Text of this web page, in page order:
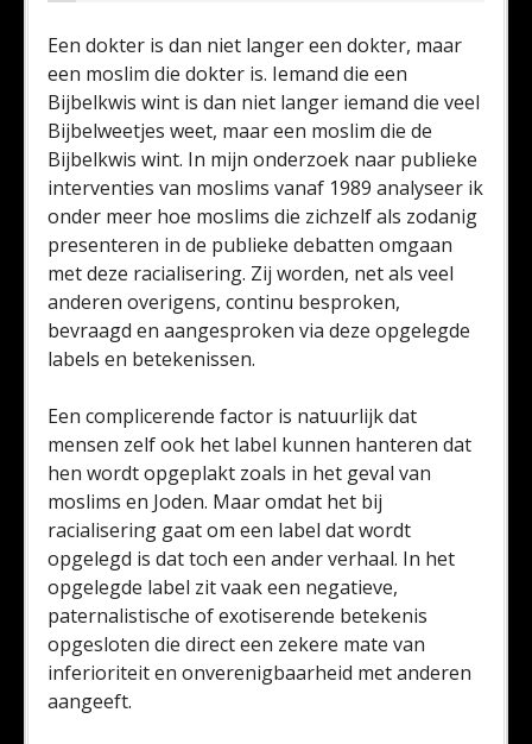
Een dokter is dan niet langer een dokter, maar
een moslim die dokter is. Iemand die een
Bijbelkwis wint is dan niet langer iemand die veel
Bijbelweetjes weet, maar een moslim die de
Bijbelkwis wint. In mijn onderzoek naar publieke
interventies van moslims vanaf 1989 analyseer ik
onder meer hoe moslims die zichzelf als zodanig
presenteren in de publieke debatten omgaan
met deze racialisering. Zij worden, net als veel
anderen overigens, continu besproken,
bevraagd en aangesproken via deze opgelegde
labels en betekenissen.
Een complicerende factor is natuurlijk dat
mensen zelf ook het label kunnen hanteren dat
hen wordt opgeplakt zoals in het geval van
moslims en Joden. Maar omdat het bij
racialisering gaat om een label dat wordt
opgelegd is dat toch een ander verhaal. In het
opgelegde label zit vaak een negatieve,
paternalistische of exotiserende betekenis
opgesloten die direct een zekere mate van
inferioriteit en onverenigbaarheid met anderen
aangeeft.